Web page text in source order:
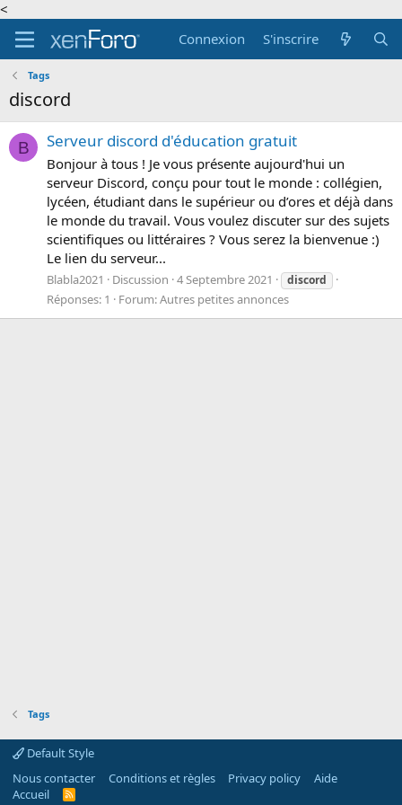
<
Connexion
S'inscrire
Tags
discord
B Serveur discord d'éducation gratuit
Bonjour à tous ! Je vous présente aujourd'hui un
serveur Discord, conçu pour tout le monde : collégien,
lycéen, étudiant dans le supérieur ou d’ores et déjà dans
le monde du travail. Vous voulez discuter sur des sujets
scientifiques ou littéraires ? Vous serez la bienvenue :)
Le lien du serveur...
Blabla2021 Discussion 4 Septembre 2021 discord
Réponses: 1 Forum:Autres petites annonces
Tags
Default Style
Nous contacter
Conditions et règles Privacy policy
Aide
Accueil
R